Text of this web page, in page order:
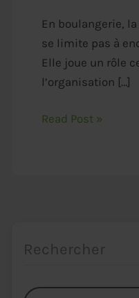
En boulangerie,
se limite pas à
Elle joue un rôle
l’organisation […]
Read Post »
Rechercher
Rechercher